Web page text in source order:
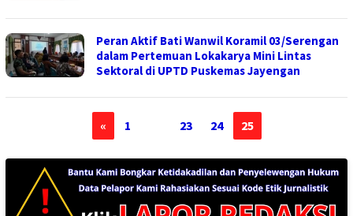
Peran Aktif Bati Wanwil Koramil 03/Serengan
dalam Pertemuan Lokakarya Mini Lintas
Sektoral di UPTD Puskemas Jayengan
« 1 23 24 25